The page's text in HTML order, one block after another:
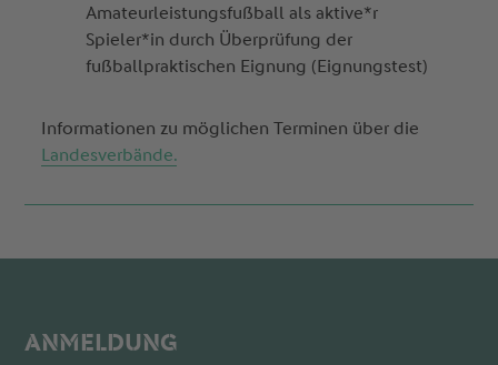
Amateurleistungsfußball als aktive*r
Spieler*in durch Überprüfung der
fußballpraktischen Eignung (Eignungstest)
Informationen zu möglichen Terminen über die
Landesverbände.
ANMELDUNG